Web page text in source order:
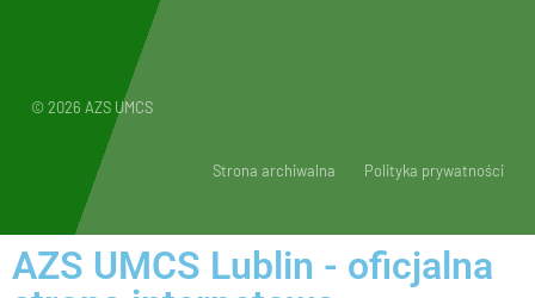
© 2026 AZS UMCS
Strona archiwalna Polityka prywatności
AZS UMCS Lublin - oficjalna